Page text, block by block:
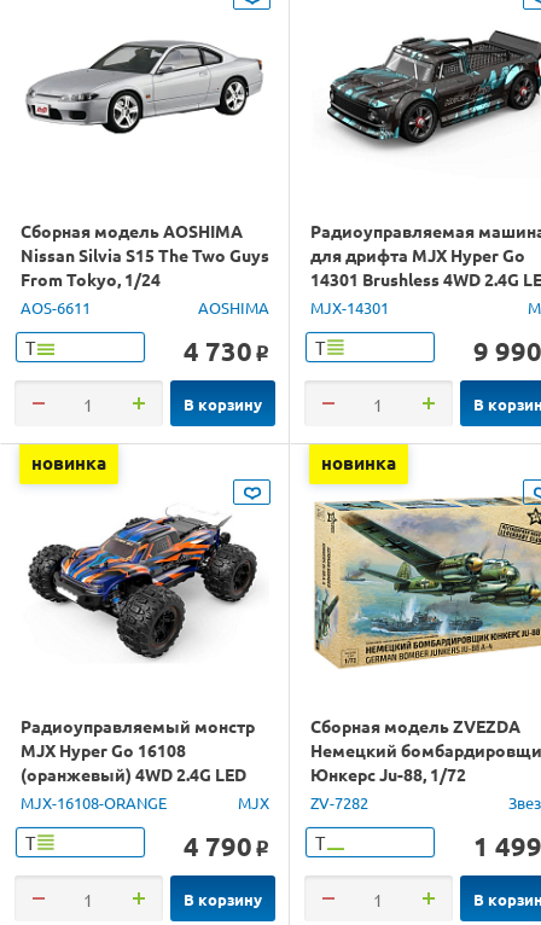
Сборная модель AOSHIMA
Nissan Silvia S15 The Two Guys
From Tokyo, 1/24
AOS-6611 AOSHIMA
Т 4 730 o
В корзину
Радиоуправляемая
для дрифта MJX Hyper Go
14301 Brushless 4WD 2.4G
1/14 RTR
MJX-14301
Т 9 990
В
новинка
Радиоуправляемый монстр
MJX Hyper Go 16108
(оранжевый) 4WD 2.4G LED
1/16 RTR
MJX-16108-ORANGE MJX
Т 4 790 o
В корзину
новинка
Сборная модель ZVEZDA
Немецкий
Юнкерс Ju-88, 1/72
ZV-7282
Т 1 499
В